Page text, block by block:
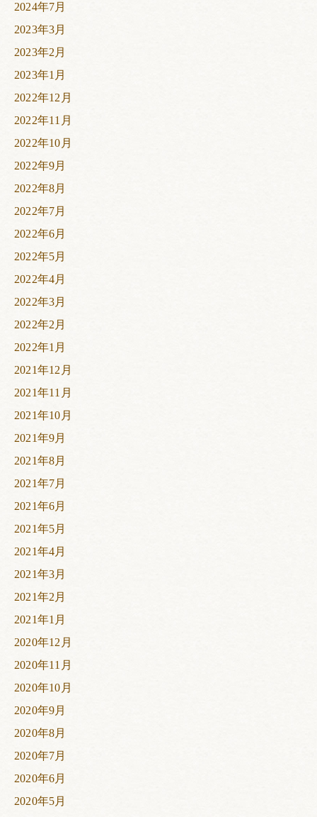
2024年7月
2023年3月
2023年2月
2023年1月
2022年12月
2022年11月
2022年10月
2022年9月
2022年8月
2022年7月
2022年6月
2022年5月
2022年4月
2022年3月
2022年2月
2022年1月
2021年12月
2021年11月
2021年10月
2021年9月
2021年8月
2021年7月
2021年6月
2021年5月
2021年4月
2021年3月
2021年2月
2021年1月
2020年12月
2020年11月
2020年10月
2020年9月
2020年8月
2020年7月
2020年6月
2020年5月